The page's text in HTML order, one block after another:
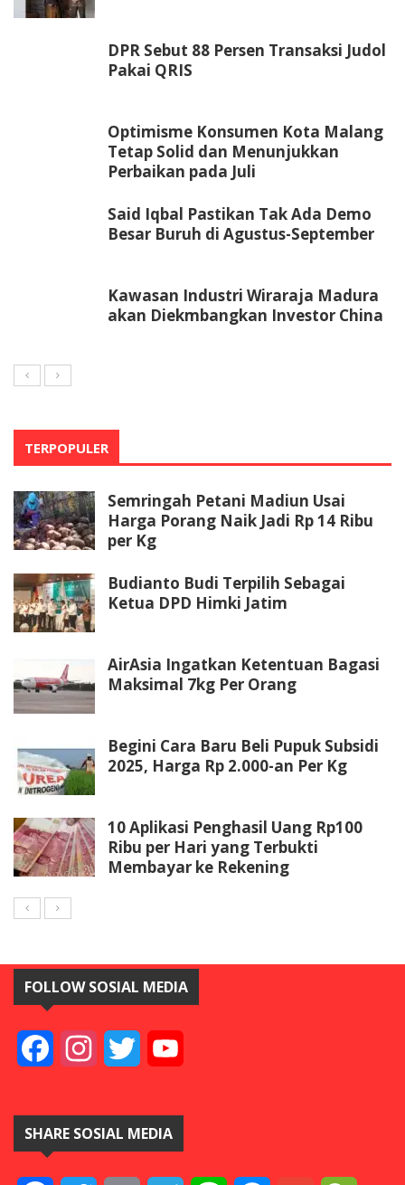
DPR Sebut 88 Persen Transaksi Judol
Pakai QRIS
Optimisme Konsumen Kota Malang
Tetap Solid dan Menunjukkan
Perbaikan pada Juli
Said Iqbal Pastikan Tak Ada Demo
Besar Buruh di Agustus-September
Kawasan Industri Wiraraja Madura
akan Diekmbangkan Investor China
TERPOPULER
Semringah Petani Madiun Usai
Harga Porang Naik Jadi Rp 14 Ribu
per Kg
Budianto Budi Terpilih Sebagai
Ketua DPD Himki Jatim
AirAsia Ingatkan Ketentuan Bagasi
Maksimal 7kg Per Orang
Begini Cara Baru Beli Pupuk Subsidi
2025, Harga Rp 2.000-an Per Kg
10 Aplikasi Penghasil Uang Rp100
Ribu per Hari yang Terbukti
Membayar ke Rekening
FOLLOW SOSIAL MEDIA
FacebookInstagramTwitter
SHARE SOSIAL MEDIA